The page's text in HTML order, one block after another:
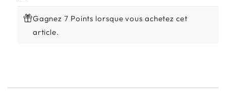
Gagnez 7 Points lorsque vous achetez cet
article.